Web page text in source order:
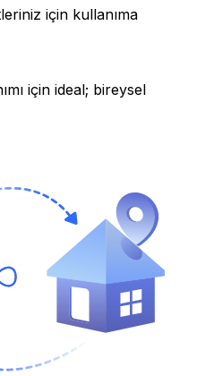
için kullanıma
için ideal; bireysel